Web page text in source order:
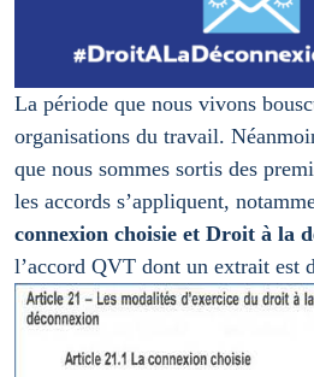
La période que nous vivons
organisations du travail.
que nous sommes sortis des
les accords s’appliquent,
connexion choisie et Droit à la
l’accord QVT dont un extrait est